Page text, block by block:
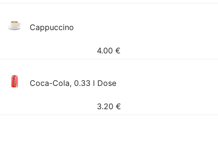
Cappuccino
4.00 €
Coca-Cola, 0.33 l Dose
3.20 €